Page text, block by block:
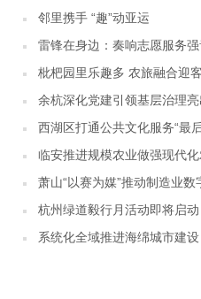
邻里携手 “趣”动亚运
雷锋在身边：奏响志愿服务强
枇杷园里乐趣多 农旅融合迎
余杭深化党建引领基层治理亮
西湖区打通公共文化服务“最后
临安推进规模农业做强现代
萧山“以赛为媒”推动制造业数
杭州绿道毅行月活动即将启动
系统化全域推进海绵城市建设